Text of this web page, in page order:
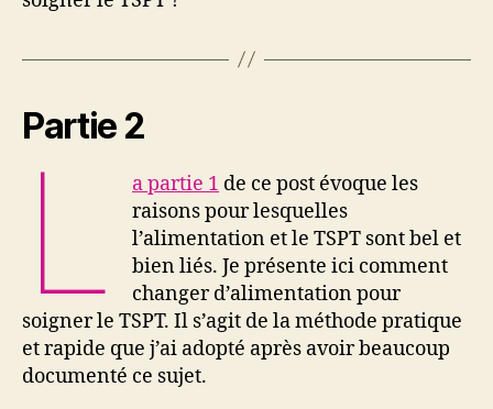
Partie 2
L a partie 1 de ce post évoque les
raisons pour lesquelles
l’alimentation et le TSPT sont bel et
bien liés. Je présente ici comment
changer d’alimentation pour
soigner le TSPT. Il s’agit de la méthode pratique
et rapide que j’ai adopté après avoir beaucoup
documenté ce sujet.